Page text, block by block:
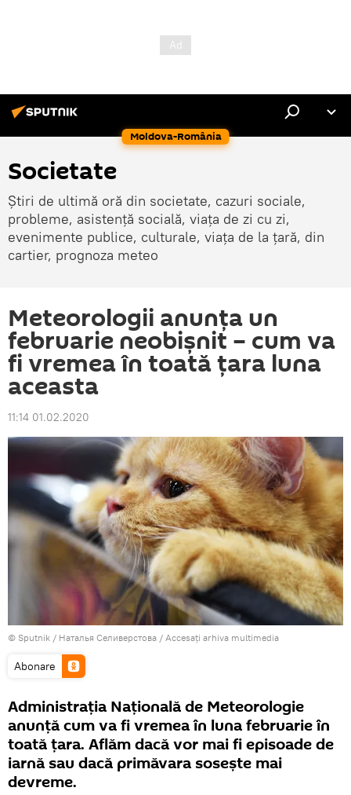
Moldova-România
Societate
Știri de ultimă oră din societate, cazuri sociale,
probleme, asistență socială, viața de zi cu zi,
evenimente publice, culturale, viața de la țară, din
cartier, prognoza meteo
Meteorologii anunţa un
februarie neobişnit – cum va
fi vremea în toată ţara luna
aceasta
11:14 01.02.2020
© Sputnik / Наталья Селиверстова / Accesați arhiva multimedia
Abonare
Administraţia Naţională de Meteorologie
anunţă cum va fi vremea în luna februarie în
toată ţara. Aflăm dacă vor mai fi episoade de
iarnă sau dacă primăvara soseşte mai
devreme.